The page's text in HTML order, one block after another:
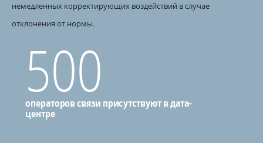
немедленных корректирующих воздействий в случае
отклонения от нормы.
500
операторов связи присутствуют в дата-
центре